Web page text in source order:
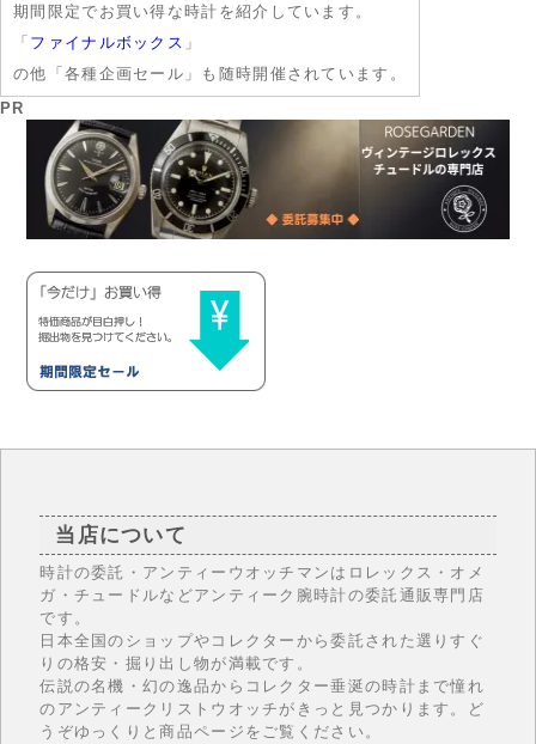
期間限定でお買い得な時計を紹介しています。
「 ファイナルボックス 」
の他「各種企画セール」も随時開催されています。
PR
当店について
時計の委託・アンティーウオッチマンはロレックス・オメ
ガ・チュードルなどアンティーク腕時計の委託通販専門店
です。
日本全国のショップやコレクターから委託された選りすぐ
りの格安・掘り出し物が満載です。
伝説の名機・幻の逸品からコレクター垂涎の時計まで憧れ
のアンティークリストウオッチがきっと見つかります。ど
うぞゆっくりと商品ページをご覧ください。